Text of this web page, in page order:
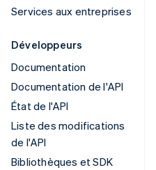
Services aux entreprises
Développeurs
Documentation
Documentation de l'API
État de l'API
Liste des modifications
de l'API
Bibliothèques et SDK